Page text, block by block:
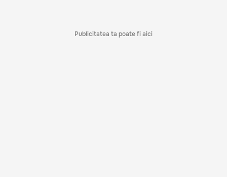
Publicitatea ta poate fi aici